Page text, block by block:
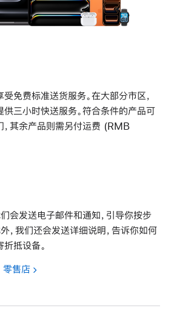
免费标准送货服务。在大部分市区，
三小时快送服务。符合条件的产品可
，其余产品则需另付运费 (RMB
会发送电子邮件和通知，引导你按步
，我们还会发送详细说明，告诉你如何
抵设备。
售店